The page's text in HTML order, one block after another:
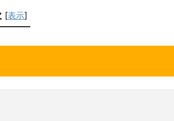
[表示]